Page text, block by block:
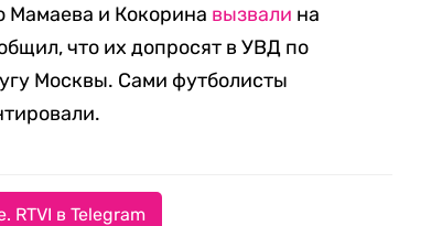
Мамаева и Кокорина вызвали на
что их допросят в УВД по
Москвы. Сами футболисты
RTVI в Telegram